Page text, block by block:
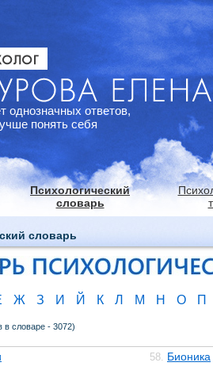
однозначных ответов,
понять себя
Психологический
словарь
словарь
Ж З И Й К Л М Н О
П
в словаре - 3072)
58. Бионика